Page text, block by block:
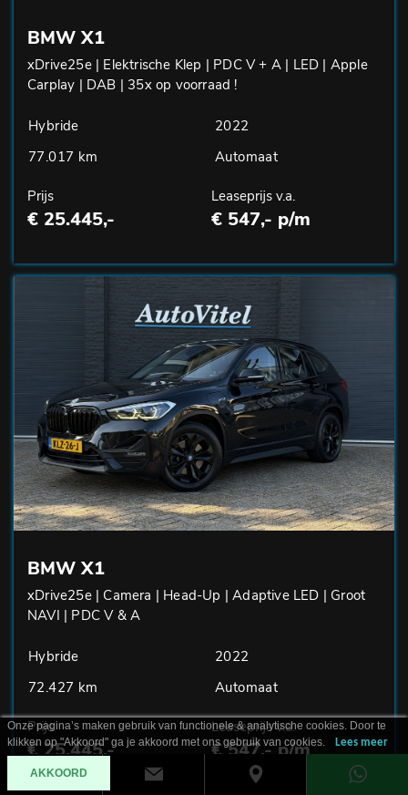
BMW X1
xDrive25e | Elektrische Klep | PDC V + A | LED | Apple
Carplay | DAB | 35x op voorraad !
Hybride
2022
77.017 km
Automaat
Prijs
€ 25.445,-
Leaseprijs v.a.
€ 547,- p/m
BMW X1
xDrive25e | Camera | Head-Up | Adaptive LED | Groot
NAVI | PDC V & A
Hybride
2022
72.427 km
Automaat
Prijs
€ 25.445,-
Leaseprijs v.a.
€ 547,- p/m
Onze pagina’s maken gebruik van functionele & analytische cookies. Door te
klikken op "Akkoord" ga je akkoord met ons gebruik van cookies.
Lees meer
AKKOORD